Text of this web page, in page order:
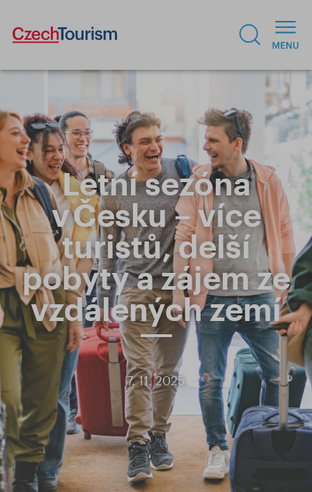
Letní sezóna
v Česku – více
turistů, delší
pobyty a zájem ze
vzdálených zemí
7. 11. 2025